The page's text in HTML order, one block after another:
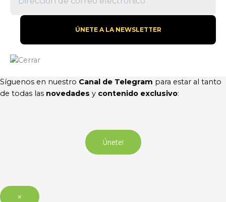
Síguenos en nuestro Canal de Telegram para estar al tanto
de todas las novedades y contenido exclusivo:
Únete!
×